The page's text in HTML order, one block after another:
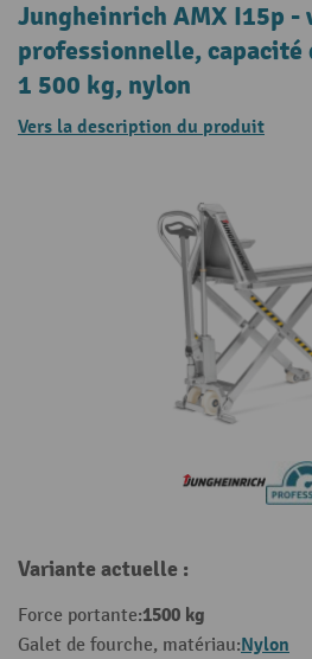
Jungheinrich AMX I15p -
professionnelle, capacité
1 500 kg, nylon
Vers la description du produit
Variante actuelle :
Force portante:1500 kg
Galet de fourche, matériau:Nylon